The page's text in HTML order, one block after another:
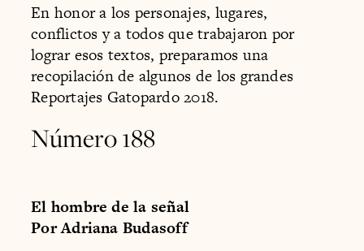
En honor a los personajes, lugares,
conflictos y a todos que trabajaron por
lograr esos textos, preparamos una
recopilación de algunos de los grandes
Reportajes Gatopardo 2018.
Número 188
El hombre de la señal
Por Adriana Budasoff